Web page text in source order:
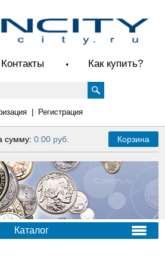
Контакты Как купить?
| Регистрация
сумму: 0.00 руб. Корзина
Каталог